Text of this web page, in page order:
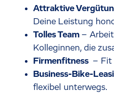
Attraktive
Deine Leistung
Tolles Team –
Kolleginnen, die
Firmenfitness – Fit
Business-Bike-
flexibel unterwegs.